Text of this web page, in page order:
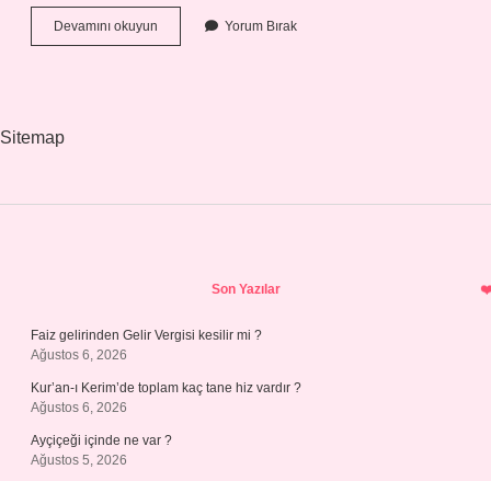
Devamını okuyun
Is
Yorum Bırak
Sitemap
Son Yazılar
Faiz gelirinden Gelir Vergisi kesilir mi ?
Ağustos 6, 2026
Kur’an-ı Kerim’de toplam kaç tane hiz vardır ?
Ağustos 6, 2026
Ayçiçeği içinde ne var ?
Ağustos 5, 2026